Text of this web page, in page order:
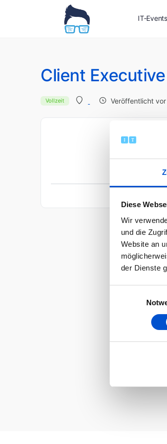
Diese
Wir
und die
Website an
der Dienste
IT-Events
Client
Vollzeit Veröffentlicht